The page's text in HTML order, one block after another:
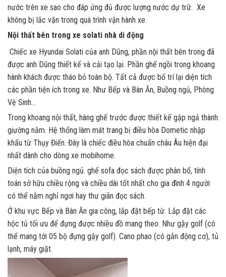
nước trên xe sao cho đáp ứng đủ được lượng nước dự trữ. Xe
không bị lắc vặn trong quá trình vận hành xe.
Nội thất bên trong xe solati nhà di động
Chiếc xe Hyundai Solati của anh Dũng, phần nội thất bên trong đã
được anh Dũng thiết kế và cải tạo lại. Phần ghế ngồi trong khoang
hành khách được tháo bỏ toàn bộ. Tất cả được bố trí lại diện tích
các phần tiện ích trong xe. Như Bếp và Bàn Ăn, Buồng ngủ, Phòng
Vệ Sinh…
Trong khoang nội thất, hàng ghế trước được thiết kế gập ngả thành
giường nằm. Hệ thống làm mát trang bị điều hòa Dometic nhập
khẩu từ Thụy Điển. Đây là chiếc điều hòa chuẩn châu Âu hiện đại
nhất dành cho dòng xe mobihome.
Diện tích của buồng ngủ. ghế sofa đọc sách được phân bổ, tính
toán sở hữu chiều rộng và chiều dài tốt nhất cho gia đình 4 người
có thể nằm nghỉ ngơi hay thư giãn đọc sách.
Ở khu vực Bếp và Bàn Ăn gia công, lắp đặt bếp từ. Lắp đặt các
hộc tủ tối ưu để đựng được nhiều đồ mang theo. Như gậy golf (có
thể mang tới 05 bộ đựng gậy golf). Cano phao (có gắn động cơ), tủ
lạnh, máy giặt.